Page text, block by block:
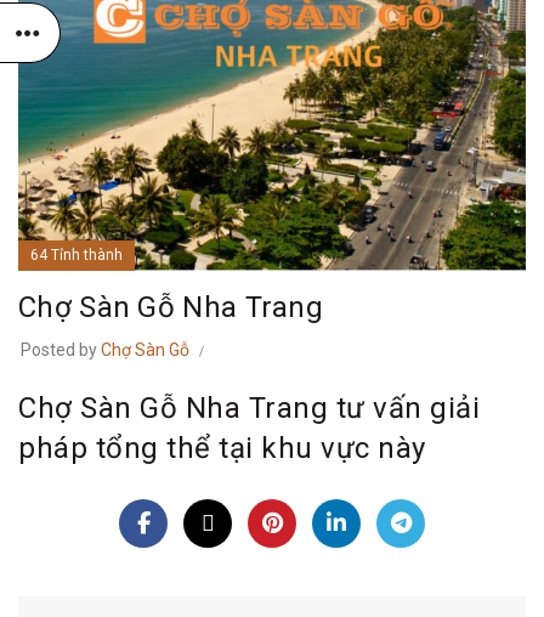
64 Tỉnh thành
Chợ Sàn Gỗ Nha Trang
Posted byChợ Sàn Gỗ
Chợ Sàn Gỗ Nha Trang tư vấn giải
pháp tổng thể tại khu vực này